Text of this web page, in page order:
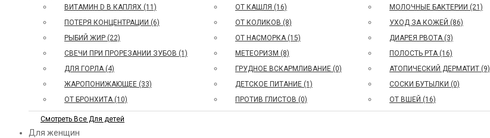
ВИТАМИН D В КАПЛЯХ (11)
ПОТЕРЯ КОНЦЕНТРАЦИИ (6)
РЫБИЙ ЖИР (22)
СВЕЧИ ПРИ ПРОРЕЗАНИИ ЗУБОВ (1)
ДЛЯ ГОРЛА (4)
ЖАРОПОНИЖАЮЩЕЕ (33)
ОТ БРОНХИТА (10)
ОТ КАШЛЯ (16)
ОТ КОЛИКОВ (8)
ОТ НАСМОРКА (15)
МЕТЕОРИЗМ (8)
ГРУДНОЕ ВСКАРМЛИВАНИЕ (0)
ДЕТСКОЕ ПИТАНИЕ (1)
ПРОТИВ ГЛИСТОВ (0)
МОЛОЧНЫЕ БАКТЕРИИ (21)
УХОД ЗА КОЖЕЙ (86)
ДИАРЕЯ РВОТА (3)
ПОЛОСТЬ РТА (16)
АТОПИЧЕСКИЙ ДЕРМАТИТ (9)
СОСКИ БУТЫЛКИ (0)
ОТ ВШЕЙ (16)
Смотреть Все Для детей
Для женщин